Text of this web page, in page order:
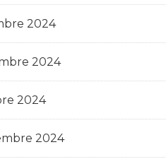
2024
2024
2024
2024